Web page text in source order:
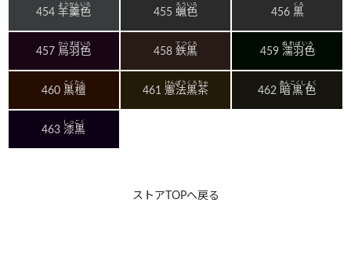
454羊羹色
ようかんいろ
455 蝋色
ろういろ
456 黒
くろ
457 烏羽色
からすばいろ
458 鉄黒
てつぐろ
459 濡羽色
ぬればいろ
460黒檀
こくたん
461 憲法黒茶
けんぽうくろちゃ
462 暗黒色
あんこくしょく
463漆黒
しっこく
ストアTOPへ戻る